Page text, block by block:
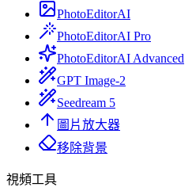
PhotoEditorAI
PhotoEditorAI Pro
PhotoEditorAI Advanced
GPT Image-2
Seedream 5
圖片放大器
移除背景
視頻工具